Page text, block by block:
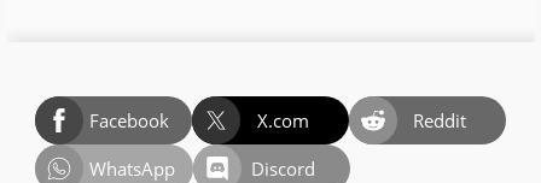
Facebook X.com
Reddit
WhatsApp
Discord